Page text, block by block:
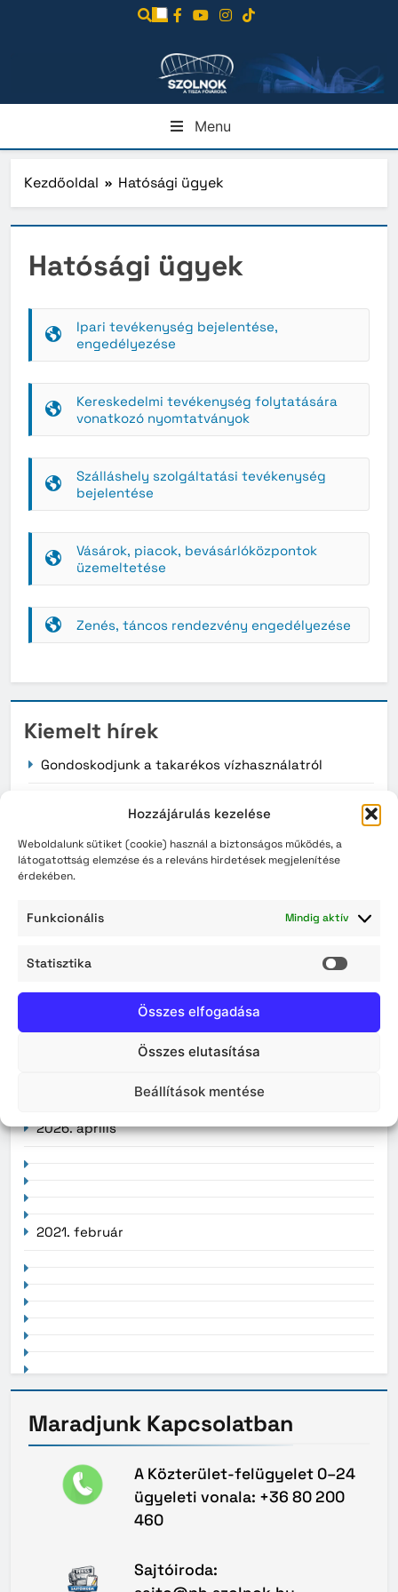
Hozzájárulás kezelése
Weboldalunk sütiket (cookie) használ a biztonságos működés, a
látogatottság elemzése és a releváns hirdetések megjelenítése
érdekében.
Funkcionális Mindig aktív
Statisztika
Összes elfogadása
Összes elutasítása
Beállítások mentése
Menu
Kezdőoldal Hatósági ügyek
Hatósági ügyek
Ipari tevékenység bejelentése,
engedélyezése
Kereskedelmi tevékenység folytatására
vonatkozó nyomtatványok
Szálláshely szolgáltatási tevékenység
bejelentése
Vásárok, piacok, bevásárlóközpontok
üzemeltetése
Zenés, táncos rendezvény engedélyezése
Kiemelt hírek
Gondoskodjunk a takarékos vízhasználatról
Érvényüket vesztik a régi, könyv formátumú
személyazonosító igazolványok augusztus 3-án
2026. április
2021. február
Maradjunk Kapcsolatban
A Közterület-felügyelet 0–24
ügyeleti vonala: +36 80 200
460
Sajtóiroda: